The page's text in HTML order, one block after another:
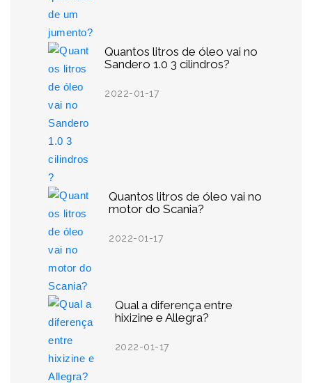
Quantos litros de óleo vai no
Sandero 1.0 3 cilindros?
2022-01-17
Quantos litros de óleo vai no
motor do Scania?
2022-01-17
Qual a diferença entre
hixizine e Allegra?
2022-01-17